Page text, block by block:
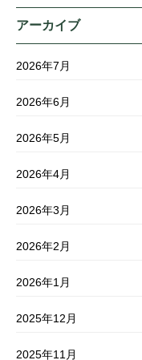
アーカイブ
2026年7月
2026年6月
2026年5月
2026年4月
2026年3月
2026年2月
2026年1月
2025年12月
2025年11月